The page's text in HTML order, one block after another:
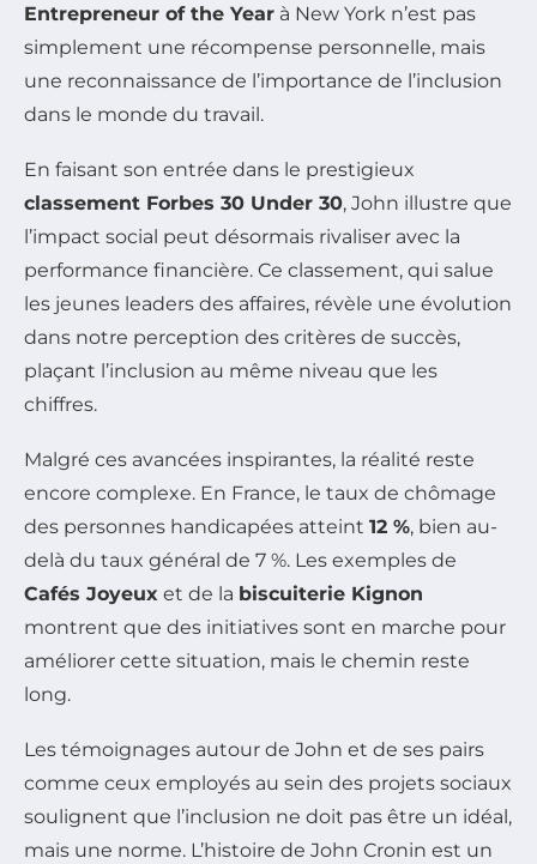
Entrepreneur of the Year à New York n’est pas
simplement une récompense personnelle, mais
une reconnaissance de l’importance de l’inclusion
dans le monde du travail.
En faisant son entrée dans le prestigieux
classement Forbes 30 Under 30, John illustre que
l’impact social peut désormais rivaliser avec la
performance financière. Ce classement, qui salue
les jeunes leaders des affaires, révèle une évolution
dans notre perception des critères de succès,
plaçant l’inclusion au même niveau que les
chiffres.
Malgré ces avancées inspirantes, la réalité reste
encore complexe. En France, le taux de chômage
des personnes handicapées atteint 12 %, bien au-
delà du taux général de 7 %. Les exemples de
Cafés Joyeux et de la biscuiterie Kignon
montrent que des initiatives sont en marche pour
améliorer cette situation, mais le chemin reste
long.
Les témoignages autour de John et de ses pairs
comme ceux employés au sein des projets sociaux
soulignent que l’inclusion ne doit pas être un idéal,
mais une norme. L’histoire de John Cronin est un